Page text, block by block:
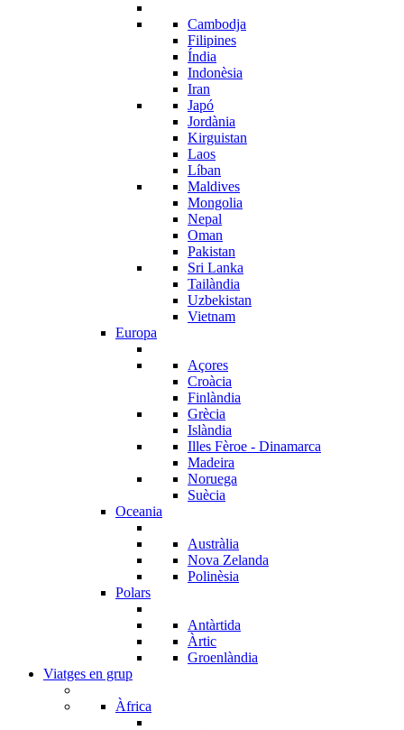
Cambodja
Filipines
Índia
Indonèsia
Iran
Japó
Jordània
Kirguistan
Laos
Líban
Maldives
Mongolia
Nepal
Oman
Pakistan
Sri Lanka
Tailàndia
Uzbekistan
Vietnam
Europa
Açores
Croàcia
Finlàndia
Grècia
Islàndia
Illes Fèroe - Dinamarca
Madeira
Noruega
Suècia
Oceania
Austràlia
Nova Zelanda
Polinèsia
Polars
Antàrtida
Àrtic
Groenlàndia
Viatges en grup
Àfrica